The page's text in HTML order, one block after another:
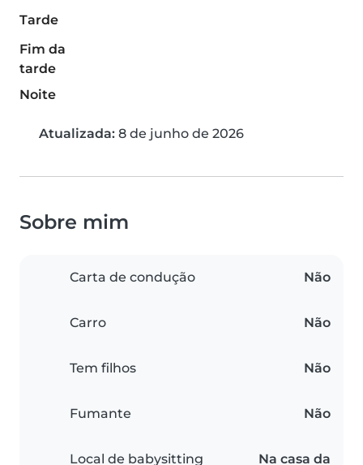
Tarde
Fim da
tarde
Noite
Atualizada: 8 de junho de 2026
Sobre mim
Carta de condução Não
Carro Não
Tem filhos Não
Fumante Não
Local de babysitting
Na casa da